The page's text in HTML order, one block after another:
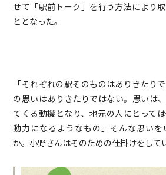
せて「駅前トーク」を行う方法により
ととなった。
「それぞれの駅そのものはありきたり
の思いはありきたりではない。思いは
てくる動機となり、地元の人にとって
動力になるようなもの」そんな思い
か。小野さんはそのための仕掛けをして